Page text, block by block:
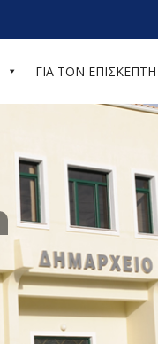
ΓΙΑ ΤΟΝ ΕΠΙΣΚΕΠΤΗ